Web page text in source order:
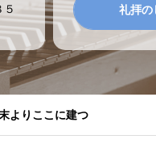
礼拝の
よりここに建つ